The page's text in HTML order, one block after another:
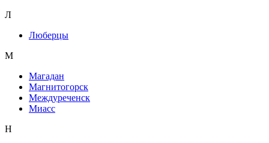
Л
Люберцы
М
Магадан
Магнитогорск
Междуреченск
Миасс
Н